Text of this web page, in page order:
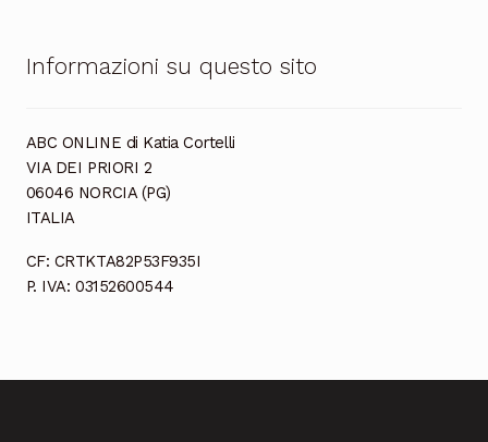
Informazioni su questo sito
ABC ONLINE di Katia Cortelli
VIA DEI PRIORI 2
06046 NORCIA (PG)
ITALIA
CF: CRTKTA82P53F935I
P. IVA: 03152600544